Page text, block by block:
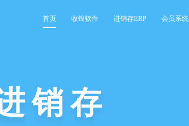
首页 收银软件 进销存ERP 会员系统
/复购